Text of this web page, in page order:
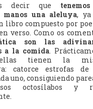
decir que
manos una aleluya, ya
libro compuesto por
verso. Como os
son las
a la comida.
tienen la
catorce estrofas de
uno, consiguiendo
octosílabos y